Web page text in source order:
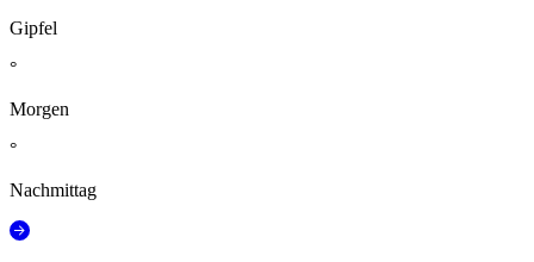
Gipfel
°
Morgen
°
Nachmittag